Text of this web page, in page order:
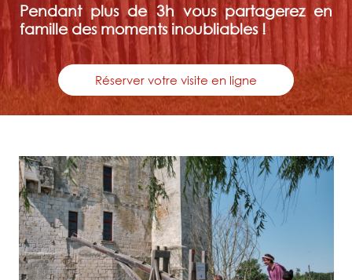
Pendant plus de 3h vous partagerez en
famille des moments inoubliables !
Réserver votre visite en ligne